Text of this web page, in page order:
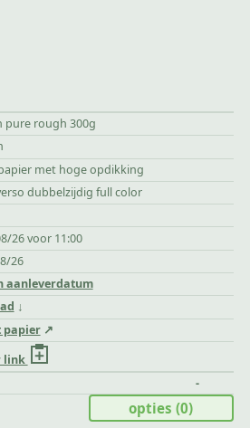
pure rough 300g
met hoge opdikking
dubbelzijdig full color
26 voor 11:00
26
aanleverdatum
papier
link
-
opties(0)